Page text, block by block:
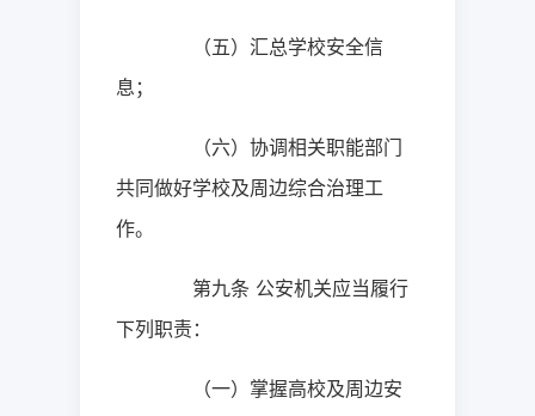
（五）汇总学校安全信
息；
（六）协调相关职能部门
共同做好学校及周边综合治理工
作。
第九条 公安机关应当履行
下列职责：
（一）掌握高校及周边安